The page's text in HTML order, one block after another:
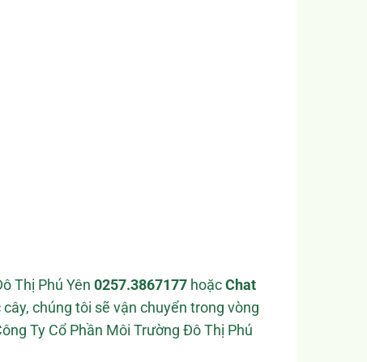
Thị Phú Yên 0257.3867177 hoặc Chat
chúng tôi sẽ vận chuyển trong vòng
Ty Cổ Phần Môi Trường Đô Thị Phú